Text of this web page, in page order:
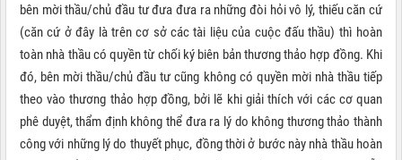
bên mời thầu/chủ đầu tư đưa đưa ra những đòi hỏi vô lý, thiếu căn cứ
(căn cứ ở đây là trên cơ sở các tài liệu của cuộc đấu thầu) thì hoàn
toàn nhà thầu có quyền từ chối ký biên bản thương thảo hợp đồng. Khi
đó, bên mời thầu/chủ đầu tư cũng không có quyền mời nhà thầu tiếp
theo vào thương thảo hợp đồng, bởi lẽ khi giải thích với các cơ quan
phê duyệt, thẩm định không thể đưa ra lý do không thương thảo thành
công với những lý do thuyết phục, đồng thời ở bước này nhà thầu hoàn